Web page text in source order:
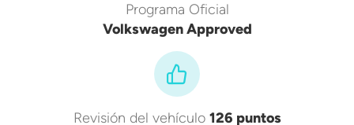
Programa Oficial
Volkswagen Approved
Revisión del vehículo 126 puntos